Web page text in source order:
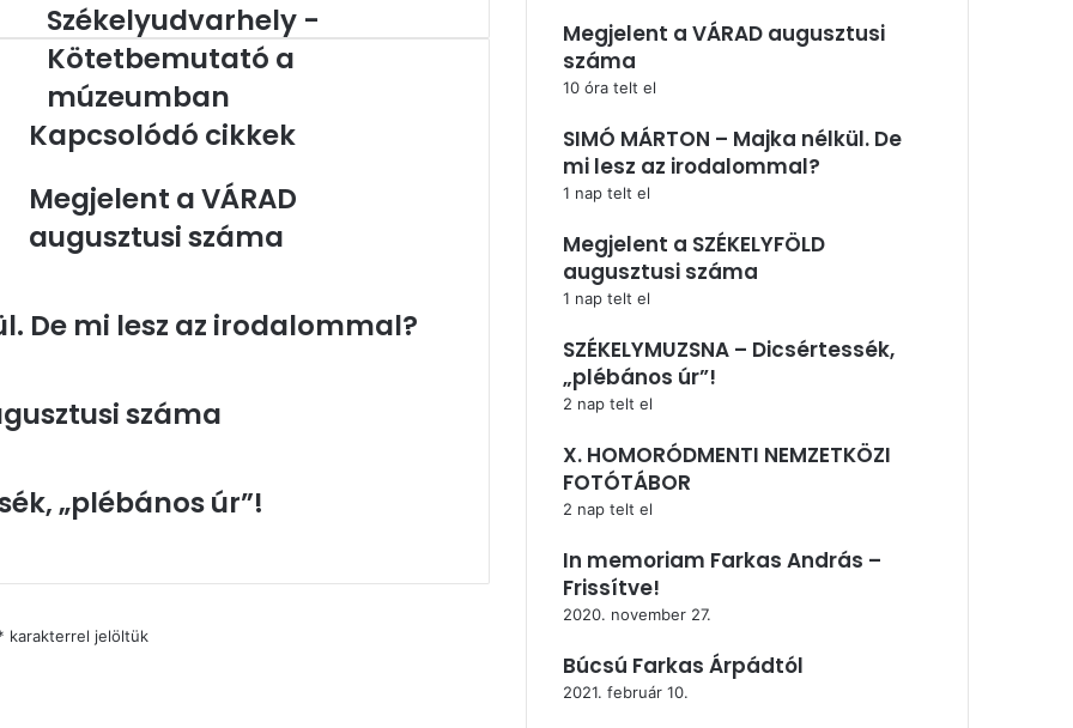
Székelyudvarhely
-
Kötetbemutató
a
múzeumban
Székelyudvarhely -
Kötetbemutató a
múzeumban
Kapcsolódó cikkek
Megjelent a VÁRAD
augusztusi száma
De mi lesz az irodalommal?
száma
„plébános úr”!
karakterrel jelöltük
Megjelent a VÁRAD augusztusi
száma
10 óra telt el
SIMÓ MÁRTON – Majka nélkül. De
mi lesz az irodalommal?
1 nap telt el
Megjelent a SZÉKELYFÖLD
augusztusi száma
1 nap telt el
SZÉKELYMUZSNA – Dicsértessék,
„plébános úr”!
2 nap telt el
X. HOMORÓDMENTI NEMZETKÖZI
FOTÓTÁBOR
2 nap telt el
In memoriam Farkas András –
Frissítve!
2020. november 27.
Búcsú Farkas Árpádtól
2021. február 10.